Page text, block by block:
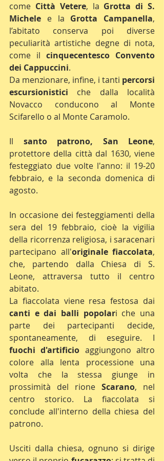
come Città Vetere, la Grotta di S.
Michele e la Grotta Campanella,
l’abitato conserva poi diverse
peculiarità artistiche degne di nota,
come il cinquecentesco Convento
dei Cappuccini.
Da menzionare, infine, i tanti percorsi
escursionistici che dalla località
Novacco conducono al Monte
Scifarello o al Monte Caramolo.
Il santo patrono, San Leone,
protettore della città dal 1630, viene
festeggiato due volte l'anno: il 19-20
febbraio, e la seconda domenica di
agosto.
In occasione dei festeggiamenti della
sera del 19 febbraio, cioè la vigilia
della ricorrenza religiosa, i saracenari
partecipano all'originale fiaccolata,
che, partendo dalla Chiesa di S.
Leone, attraversa tutto il centro
abitato.
canti e dai balli popolari che una
parte dei partecipanti decide,
fuochi d'artificio aggiungono altro
colore alla lenta processione una
volta che la stessa giunge in
prossimità del rione Scarano, nel
centro storico. La fiaccolata si
conclude all'interno della chiesa del
patrono.
Usciti dalla chiesa, ognuno si dirige